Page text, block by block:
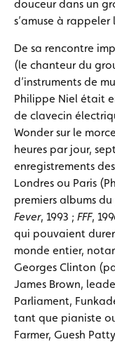
douceur dans un
s’amuse à rappeler
De sa rencontre
(le chanteur du
d’instruments de
Philippe Niel était
de clavecin
Wonder sur le
heures par jour,
enregistrements
Londres ou Paris
premiers albums
Fever, 1993 ; FFF,
qui pouvaient
monde entier,
Georges Clinton
James Brown,
Parliament,
tant que pianiste
Farmer, Guesh